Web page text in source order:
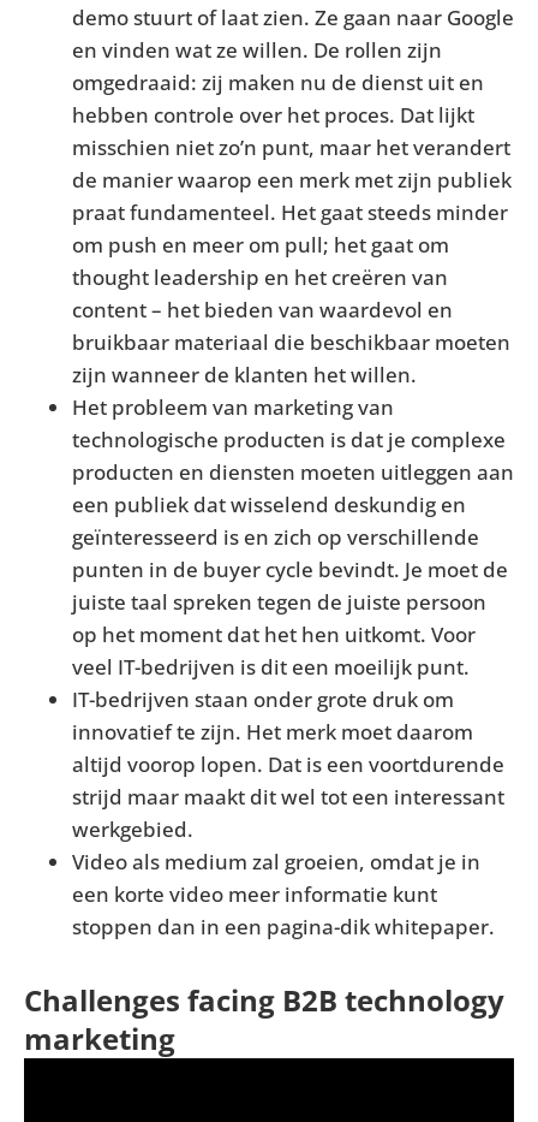
demo stuurt of laat zien. Ze gaan naar Google
en vinden wat ze willen. De rollen zijn
omgedraaid: zij maken nu de dienst uit en
hebben controle over het proces. Dat lijkt
misschien niet zo’n punt, maar het verandert
de manier waarop een merk met zijn publiek
praat fundamenteel. Het gaat steeds minder
om push en meer om pull; het gaat om
thought leadership en het creëren van
content – het bieden van waardevol en
bruikbaar materiaal die beschikbaar moeten
zijn wanneer de klanten het willen.
Het probleem van marketing van
technologische producten is dat je complexe
producten en diensten moeten uitleggen aan
een publiek dat wisselend deskundig en
geïnteresseerd is en zich op verschillende
punten in de buyer cycle bevindt. Je moet de
juiste taal spreken tegen de juiste persoon
op het moment dat het hen uitkomt. Voor
veel IT-bedrijven is dit een moeilijk punt.
IT-bedrijven staan onder grote druk om
innovatief te zijn. Het merk moet daarom
altijd voorop lopen. Dat is een voortdurende
strijd maar maakt dit wel tot een interessant
werkgebied.
Video als medium zal groeien, omdat je in
een korte video meer informatie kunt
stoppen dan in een pagina-dik whitepaper.
Challenges facing B2B technology
marketing